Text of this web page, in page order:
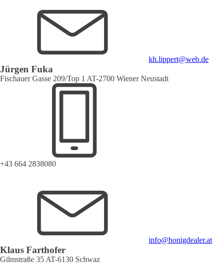
kh.lippert@web.de
Jürgen Fuka
Fischauer Gasse 209/Top 1 AT-2700 Wiener Neustadt
+43 664 2838080
info@honigdealer.at
Klaus Farthofer
Gilmstraße 35 AT-6130 Schwaz